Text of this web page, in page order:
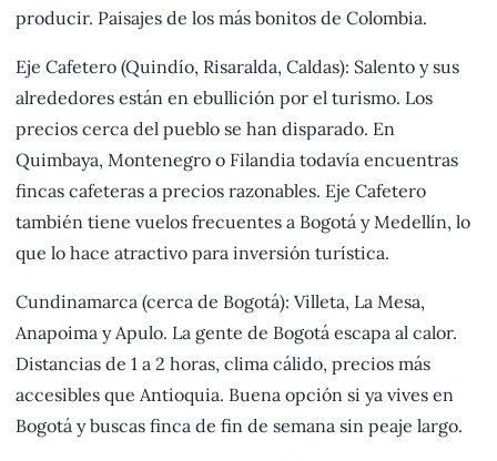
producir. Paisajes de los más bonitos de Colombia.
Eje Cafetero (Quindío, Risaralda, Caldas): Salento y sus
alrededores están en ebullición por el turismo. Los
precios cerca del pueblo se han disparado. En
Quimbaya, Montenegro o Filandia todavía encuentras
fincas cafeteras a precios razonables. Eje Cafetero
también tiene vuelos frecuentes a Bogotá y Medellín, lo
que lo hace atractivo para inversión turística.
Cundinamarca (cerca de Bogotá): Villeta, La Mesa,
Anapoima y Apulo. La gente de Bogotá escapa al calor.
Distancias de 1 a 2 horas, clima cálido, precios más
accesibles que Antioquia. Buena opción si ya vives en
Bogotá y buscas finca de fin de semana sin peaje largo.